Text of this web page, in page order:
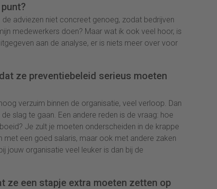
de adviezen niet concreet genoeg, zodat bedrijven
medewerkers doen? Maar wat ik ook veel hoor, is
aan de analyse, er is niets meer over voor
ze preventiebeleid serieus moeten
verzuim binnen de organisatie, veel verloop. Dan
slag te gaan. Een andere reden is de vraag: hoe
Je zult je moeten onderscheiden in de krappe
met een goed salaris, maar ook met andere zaken
jouw organisatie veel leuker is dan bij de
ze een stapje extra moeten zetten op